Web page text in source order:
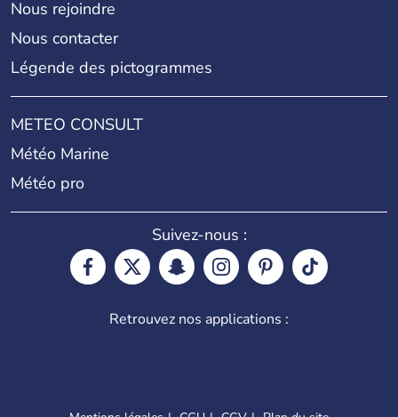
Nous rejoindre
Nous contacter
Légende des pictogrammes
METEO CONSULT
Météo Marine
Météo pro
Suivez-nous :
Retrouvez nos applications :